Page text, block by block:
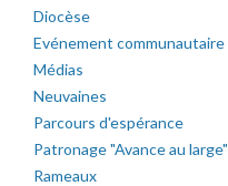
Diocèse
Evénement communautaire
Médias
Neuvaines
Parcours d'espérance
Patronage "Avance au large"
Rameaux